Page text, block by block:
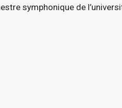
symphonique de